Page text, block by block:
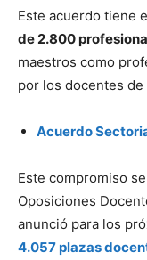
Este acuerdo tiene
de 2.800
maestros como
por los docentes
Acuerdo
Este compromiso
Oposiciones
anunció para los
4.057 plazas